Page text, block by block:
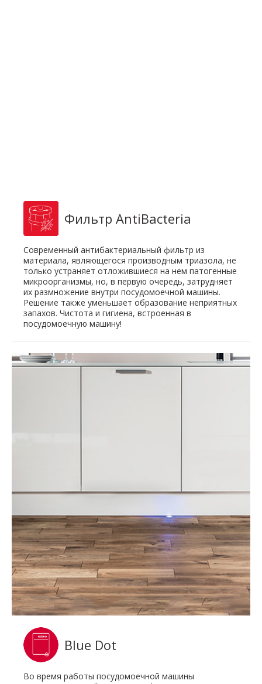
Фильтр AntiBacteria
Современный антибактериальный фильтр из
материала, являющегося производным триазола, не
только устраняет отложившиеся на нем патогенные
микроорганизмы, но, в первую очередь, затрудняет
их размножение внутри посудомоечной машины.
Решение также уменьшает образование неприятных
запахов. Чистота и гигиена, встроенная в
посудомоечную машину!
Blue Dot
Во время работы посудомоечной машины